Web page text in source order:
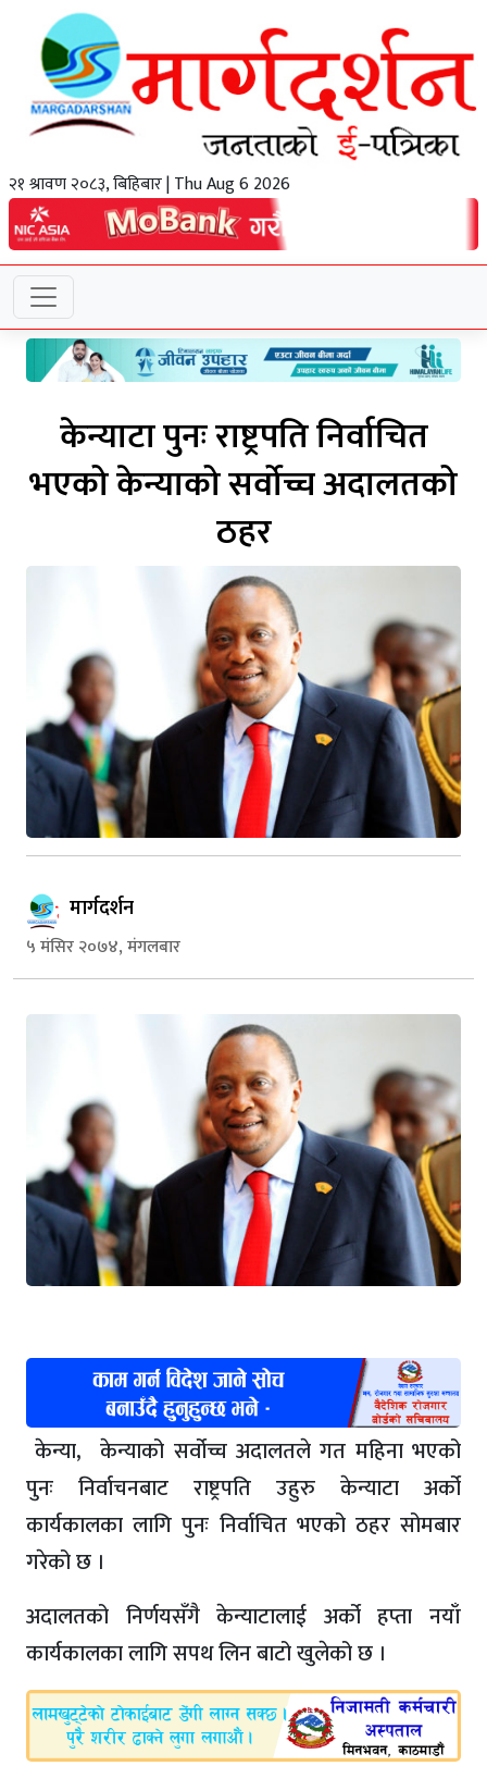
२१ श्रावण २०८३, बिहिबार | Thu Aug 6 2026
केन्याटा पुनः राष्ट्रपति निर्वाचित
भएको केन्याको सर्वोच्च अदालतको
ठहर
मार्गदर्शन
५ मंसिर २०७४, मंगलबार
केन्या, केन्याको सर्वोच्च अदालतले गत महिना भएको
पुनः निर्वाचनबाट राष्ट्रपति उहुरु केन्याटा अर्को
कार्यकालका लागि पुनः निर्वाचित भएको ठहर सोमबार
गरेको छ ।
अदालतको निर्णयसँगै केन्याटालाई अर्को हप्ता नयाँ
कार्यकालका लागि सपथ लिन बाटो खुलेको छ ।